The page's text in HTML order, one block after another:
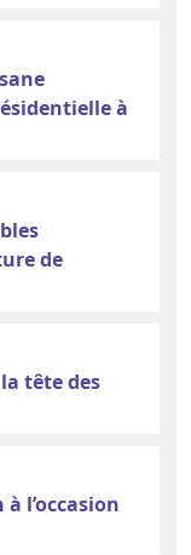
à
de
tête des
l’occasion